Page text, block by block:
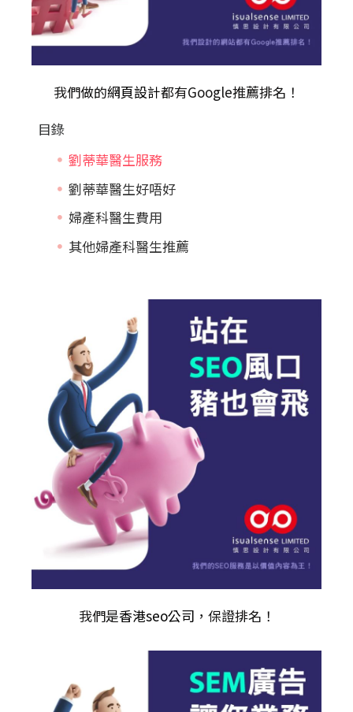
我們做的網頁設計都有Google推薦排名！
目錄
劉蒂華醫生服務
劉蒂華醫生好唔好
婦產科醫生費用
其他婦產科醫生推薦
我們是香港seo公司 ，保證排名！